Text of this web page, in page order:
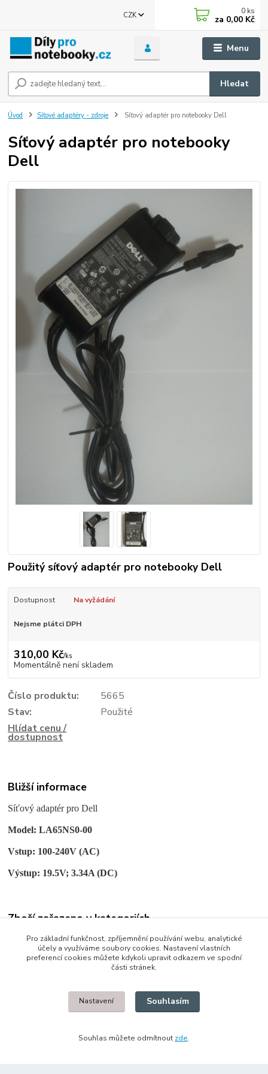
Menu
CZK
Hledat
0 ks
za 0,00 Kč
Úvod Síťové adaptéry - zdroje Síťový adaptér pro notebooky Dell
Síťový adaptér pro notebooky
Dell
Použitý síťový adaptér pro notebooky Dell
Dostupnost Na vyžádání
Nejsme plátci DPH
310,00 Kč/ks
Momentálně není skladem
Číslo produktu:
5665
Stav:
Použité
Hlídat cenu /
dostupnost
Bližší informace
Síťový adaptér pro Dell
Model: LA65NS0-00
Vstup: 100-240V (AC)
Výstup: 19.5V; 3.34A (DC)
Zboží zařazeno v kategoriích
Síťové adaptéry - zdroje
Použité
© 2014 - 2025 Díly pro notebooky
Pro základní funkčnost, zpříjemnění používání webu, analytické
účely a využíváme soubory cookies. Nastavení vlastních
preferencí cookies můžete kdykoli upravit odkazem ve spodní
části stránek.
Nastavení Souhlasím
Souhlas můžete odmítnout zde.